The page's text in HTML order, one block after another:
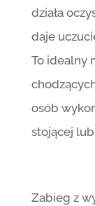
działa
daje
To idealny
osób
stojącej
Zabieg z